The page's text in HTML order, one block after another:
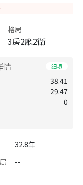
格局
3房2廳2衛
情 細項
38.41
29.47
0
32.8年
--